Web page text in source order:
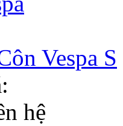
Vespa S
hệ